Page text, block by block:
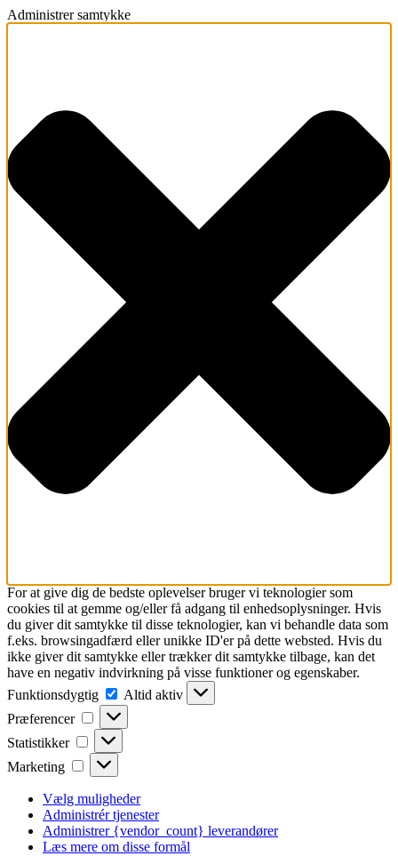
Administrer samtykke
For at give dig de bedste oplevelser bruger vi teknologier som
cookies til at gemme og/eller få adgang til enhedsoplysninger. Hvis
du giver dit samtykke til disse teknologier, kan vi behandle data som
f.eks. browsingadfærd eller unikke ID'er på dette websted. Hvis du
ikke giver dit samtykke eller trækker dit samtykke tilbage, kan det
have en negativ indvirkning på visse funktioner og egenskaber.
Funktionsdygtig
Funktionsdygtig
Altid aktiv
Præferencer
Præferencer
Statistikker Statistikker
Marketing Marketing
Vælg muligheder
Administrér tjenester
Administrer {vendor_count} leverandører
Læs mere om disse formål